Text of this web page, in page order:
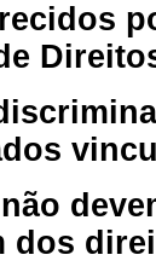
dos